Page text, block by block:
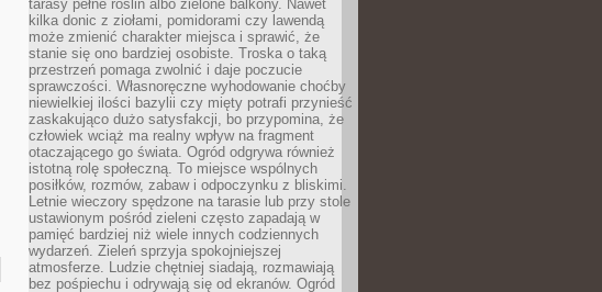
tarasy pełne roślin albo zielone balkony. Nawet
kilka donic z ziołami, pomidorami czy lawendą
może zmienić charakter miejsca i sprawić, że
stanie się ono bardziej osobiste. Troska o taką
przestrzeń pomaga zwolnić i daje poczucie
sprawczości. Własnoręczne wyhodowanie choćby
niewielkiej ilości bazylii czy mięty potrafi przynieść
zaskakująco dużo satysfakcji, bo przypomina, że
człowiek wciąż ma realny wpływ na fragment
otaczającego go świata. Ogród odgrywa również
istotną rolę społeczną. To miejsce wspólnych
posiłków, rozmów, zabaw i odpoczynku z bliskimi.
Letnie wieczory spędzone na tarasie lub przy stole
ustawionym pośród zieleni często zapadają w
pamięć bardziej niż wiele innych codziennych
wydarzeń. Zieleń sprzyja spokojniejszej
atmosferze. Ludzie chętniej siadają, rozmawiają
bez pośpiechu i odrywają się od ekranów. Ogród